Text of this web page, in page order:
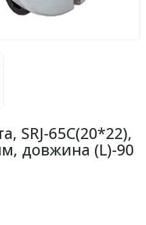
SRJ-65C(20*22),
довжина (L)-90